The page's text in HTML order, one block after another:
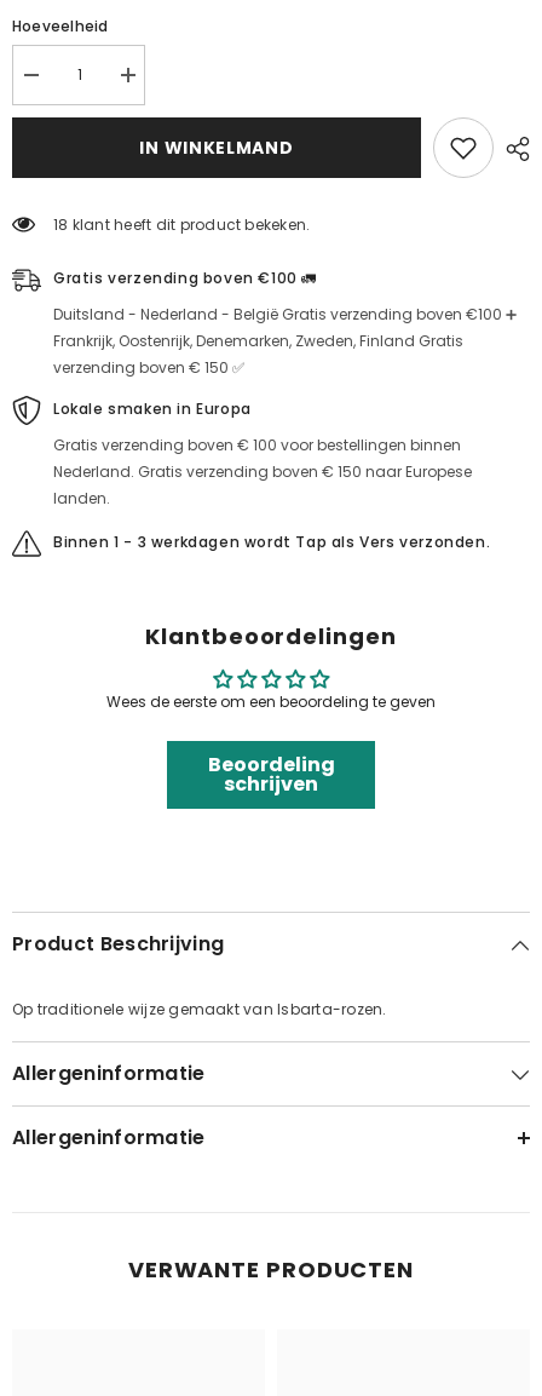
Hoeveelheid
Verminder
de
hoeveelheid
Verhoog
de
hoeveelheid
voor
rozenjam
IN WINKELMAND
18 klant heeft dit product bekeken.
Gratis verzending boven €100 🚛
Duitsland - Nederland - België Gratis verzending boven €100 ➕
Frankrijk, Oostenrijk, Denemarken, Zweden, Finland Gratis
verzending boven € 150 ✅
Lokale smaken in Europa
Gratis verzending boven € 100 voor bestellingen binnen
Nederland. Gratis verzending boven € 150 naar Europese
landen.
Binnen 1 - 3 werkdagen wordt Tap als Vers verzonden.
Klantbeoordelingen
Wees de eerste om een beoordeling te geven
Beoordeling
schrijven
Product Beschrijving
Op traditionele wijze gemaakt van Isbarta-rozen.
Allergeninformatie
Allergeninformatie
VERWANTE PRODUCTEN